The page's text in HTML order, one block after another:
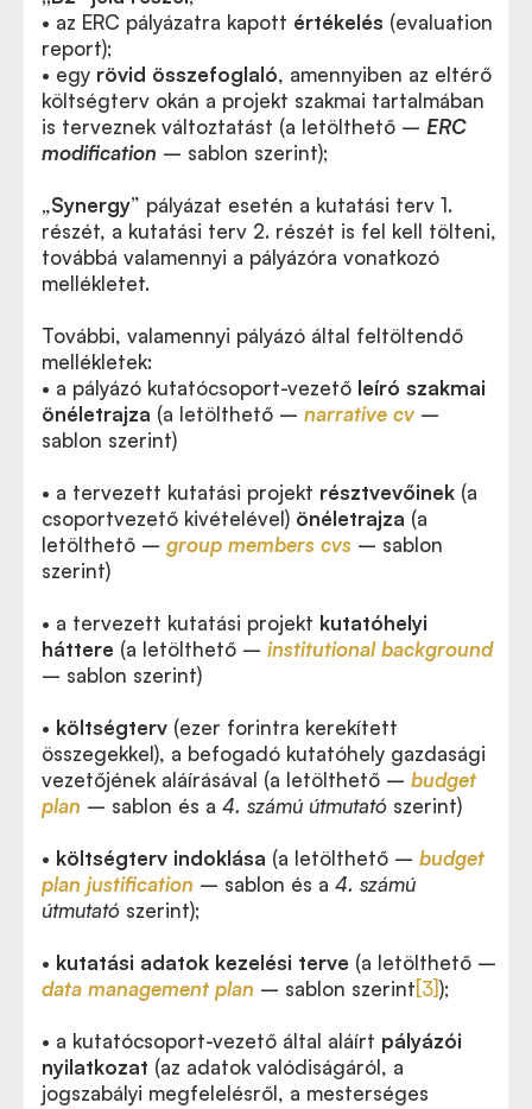
• az ERC pályázatra kapott értékelés (evaluation
report);
• egy rövid összefoglaló, amennyiben az eltérő
költségterv okán a projekt szakmai tartalmában
is terveznek változtatást (a letölthető – ERC
modification – sablon szerint);
„Synergy” pályázat esetén a kutatási terv 1.
részét, a kutatási terv 2. részét is fel kell tölteni,
továbbá valamennyi a pályázóra vonatkozó
mellékletet.
További, valamennyi pályázó által feltöltendő
mellékletek:
• a pályázó kutatócsoport-vezető leíró szakmai
önéletrajza (a letölthető – narrative cv –
sablon szerint)
• a tervezett kutatási projekt résztvevőinek (a
csoportvezető kivételével) önéletrajza (a
letölthető – group members cvs – sablon
szerint)
• a tervezett kutatási projekt kutatóhelyi
háttere (a letölthető – institutional background
– sablon szerint)
• költségterv (ezer forintra kerekített
összegekkel), a befogadó kutatóhely gazdasági
vezetőjének aláírásával (a letölthető – budget
plan – sablon és a 4. számú útmutató szerint)
• költségterv indoklása (a letölthető – budget
plan justification – sablon és a 4. számú
útmutató szerint);
• kutatási adatok kezelési terve (a letölthető –
data management plan – sablon szerint[3]);
• a kutatócsoport-vezető által aláírt pályázói
nyilatkozat (az adatok valódiságáról, a
jogszabályi megfelelésről, a mesterséges